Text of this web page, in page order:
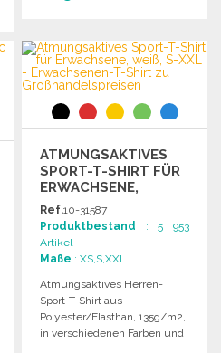
Angebot anfordern
ATMUNGSAKTIVES
SPORT-T-SHIRT FÜR
ERWACHSENE,
WEISS, S-XXL
Ref.10-31587
Produktbestand : 5 953
Artikel
Maße : XS,S,XXL
Atmungsaktives Herren-
Sport-T-Shirt aus
Polyester/Elasthan, 135g/m2,
in verschiedenen Farben und